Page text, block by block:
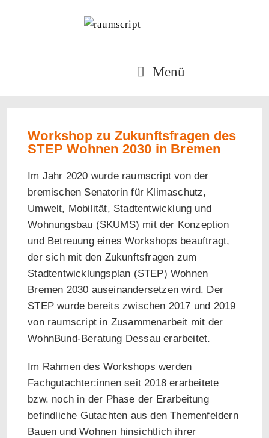
Menü
Workshop zu Zukunftsfragen des
STEP Wohnen 2030 in Bremen
Im Jahr 2020 wurde raumscript von der
bremischen Senatorin für Klimaschutz,
Umwelt, Mobilität, Stadtentwicklung und
Wohnungsbau (SKUMS) mit der Konzeption
und Betreuung eines Workshops beauftragt,
der sich mit den Zukunftsfragen zum
Stadtentwicklungsplan (STEP) Wohnen
Bremen 2030 auseinandersetzen wird. Der
STEP wurde bereits zwischen 2017 und 2019
von raumscript in Zusammenarbeit mit der
WohnBund-Beratung Dessau erarbeitet.
Im Rahmen des Workshops werden
Fachgutachter:innen seit 2018 erarbeitete
bzw. noch in der Phase der Erarbeitung
befindliche Gutachten aus den Themenfeldern
Bauen und Wohnen hinsichtlich ihrer